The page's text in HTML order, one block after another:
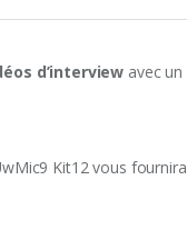
d’interview avec un
Kit12 vous fournira